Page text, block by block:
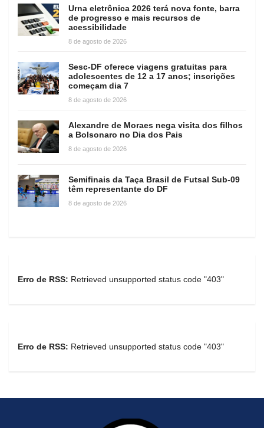
Urna eletrônica 2026 terá nova fonte, barra
de progresso e mais recursos de
acessibilidade
8 de agosto de 2026
Sesc-DF oferece viagens gratuitas para
adolescentes de 12 a 17 anos; inscrições
começam dia 7
8 de agosto de 2026
Alexandre de Moraes nega visita dos filhos
a Bolsonaro no Dia dos Pais
8 de agosto de 2026
Semifinais da Taça Brasil de Futsal Sub-09
têm representante do DF
8 de agosto de 2026
Erro de RSS: Retrieved unsupported status code "403"
Erro de RSS: Retrieved unsupported status code "403"